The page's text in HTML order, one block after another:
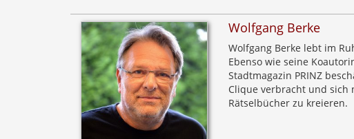
Wolfgang Berke
Wolfgang Berke lebt im
Ebenso wie seine
Stadtmagazin PRINZ
Clique verbracht und sich
Rätselbücher zu kreieren.